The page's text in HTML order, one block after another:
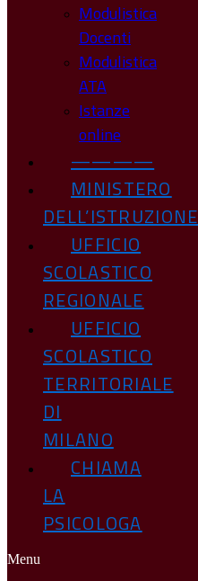
Modulistica
Docenti
Modulistica
ATA
Istanze
online
————
MINISTERO
DELL’ISTRUZIONE
UFFICIO
SCOLASTICO
REGIONALE
UFFICIO
SCOLASTICO
TERRITORIALE
DI
MILANO
CHIAMA
LA
PSICOLOGA
Menu